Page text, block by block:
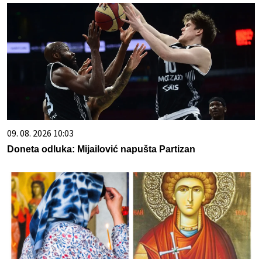
09. 08. 2026 10:03
Doneta odluka: Mijailović napušta Partizan